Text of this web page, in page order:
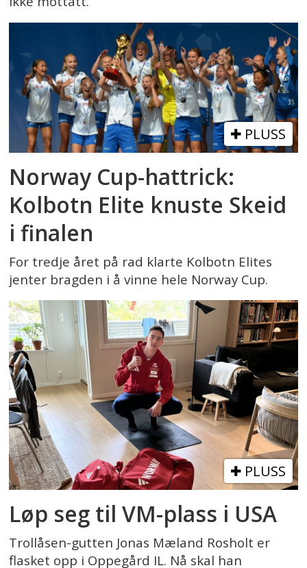
PLUSS
Norway Cup-hattrick:
Kolbotn Elite knuste Skeid
i finalen
For tredje året på rad klarte Kolbotn Elites
jenter bragden i å vinne hele Norway Cup.
PLUSS
Løp seg til VM-plass i USA
Trollåsen-gutten Jonas Mæland Rosholt er
flasket opp i Oppegård IL. Nå skal han